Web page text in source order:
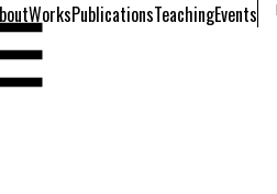
WorksPublicationsTeachingEvents